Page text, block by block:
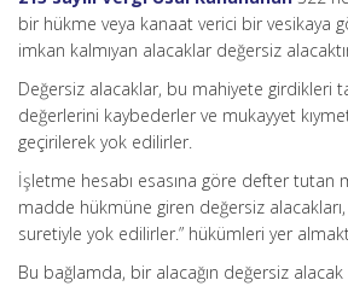
bir hükme veya kanaat verici bir vesikaya
imkan kalmıyan alacaklar değersiz
Değersiz alacaklar, bu mahiyete girdikleri
değerlerini kaybederler ve mukayyet
geçirilerek yok edilirler.
İşletme hesabı esasına göre defter tutan
madde hükmüne giren değersiz
suretiyle yok edilirler.” hükümleri yer
Bu bağlamda, bir alacağın değersiz